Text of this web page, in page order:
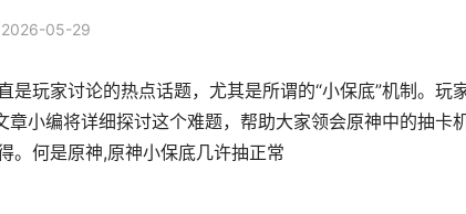
2026-05-29
是玩家讨论的热点话题，尤其是所谓的“小保底”机制。玩
章小编将详细探讨这个难题，帮助大家领会原神中的抽卡
。何是原神,原神小保底几许抽正常